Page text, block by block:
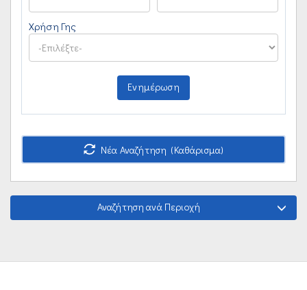
Χρήση Γης
Ενημέρωση
Νέα Αναζήτηση (Καθάρισμα)
Αναζήτηση ανά Περιοχή